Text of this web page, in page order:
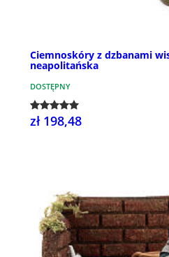
Ciemnoskóry z dzbanami
neapolitańska
DOSTĘPNY
zł 198,48